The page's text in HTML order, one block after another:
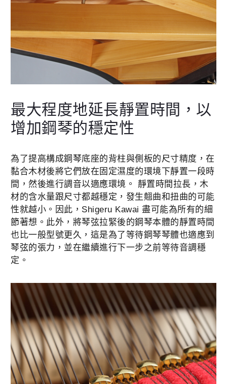
最大程度地延長靜置時間，以
增加鋼琴的穩定性
為了提高構成鋼琴底座的背柱與側板的尺寸精度，在
黏合木材後將它們放在固定濕度的環境下靜置一段時
間，然後進行調音以適應環境。 靜置時間拉長，木
材的含水量跟尺寸都越穩定，發生翹曲和扭曲的可能
性就越小。因此，Shigeru Kawai 盡可能為所有的細
節著想。此外，將琴弦拉緊後的鋼琴本體的靜置時間
也比一般型號更久，這是為了等待鋼琴琴體也適應到
琴弦的張力，並在繼續進行下一步之前等待音調穩
定。